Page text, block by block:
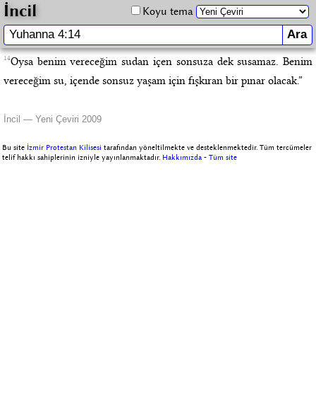
İncil Koyu tema
14Oysa benim vereceğim sudan içen sonsuza dek susamaz. Benim
vereceğim su, içende sonsuz yaşam için fışkıran bir pınar olacak.”
İncil — Yeni Çeviri 2009
Bu site İzmir Protestan Kilisesi tarafından yöneltilmekte ve desteklenmektedir. Tüm tercümeler
telif hakkı sahiplerinin izniyle yayınlanmaktadır. Hakkımızda -Tüm site